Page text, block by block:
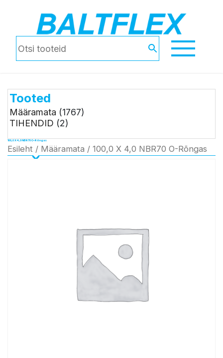
Tooted
Määramata (1767)
TIHENDID (2)
100,0 X 4,0 NBR70 O-Rõngas
Esileht / Määramata / 100,0 X 4,0 NBR70 O-Rõngas